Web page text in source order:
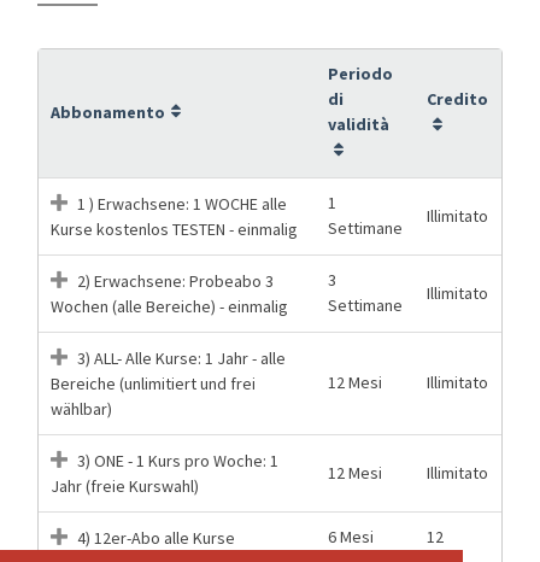
Abbonamento
Periodo
di
validità
Credito
1 ) Erwachsene: 1 WOCHE alle
Kurse kostenlos TESTEN - einmalig
1
Settimane
Illimitato
2) Erwachsene: Probeabo 3
Wochen (alle Bereiche) - einmalig
3
Settimane
Illimitato
3) ALL- Alle Kurse: 1 Jahr - alle
Bereiche (unlimitiert und frei
wählbar)
12 Mesi Illimitato
3) ONE - 1 Kurs pro Woche: 1
Jahr (freie Kurswahl)
12 Mesi Illimitato
4) 12er-Abo alle Kurse 6 Mesi 12